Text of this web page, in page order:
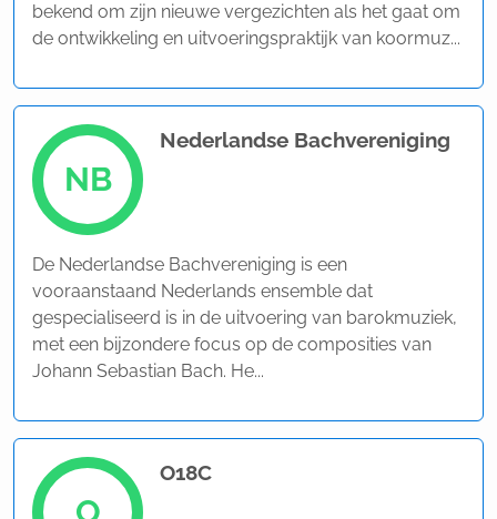
bekend om zijn nieuwe vergezichten als het gaat om
de ontwikkeling en uitvoeringspraktijk van koormuz...
NB
Nederlandse Bachvereniging
De Nederlandse Bachvereniging is een
vooraanstaand Nederlands ensemble dat
gespecialiseerd is in de uitvoering van barokmuziek,
met een bijzondere focus op de composities van
Johann Sebastian Bach. He...
O18C